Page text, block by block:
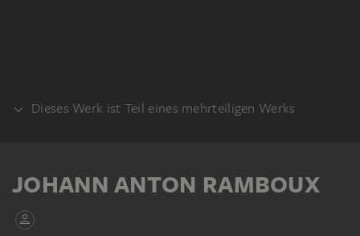
Dieses Werk ist Teil eines mehrteiligen Werks
JOHANN ANTON RAMBOUX